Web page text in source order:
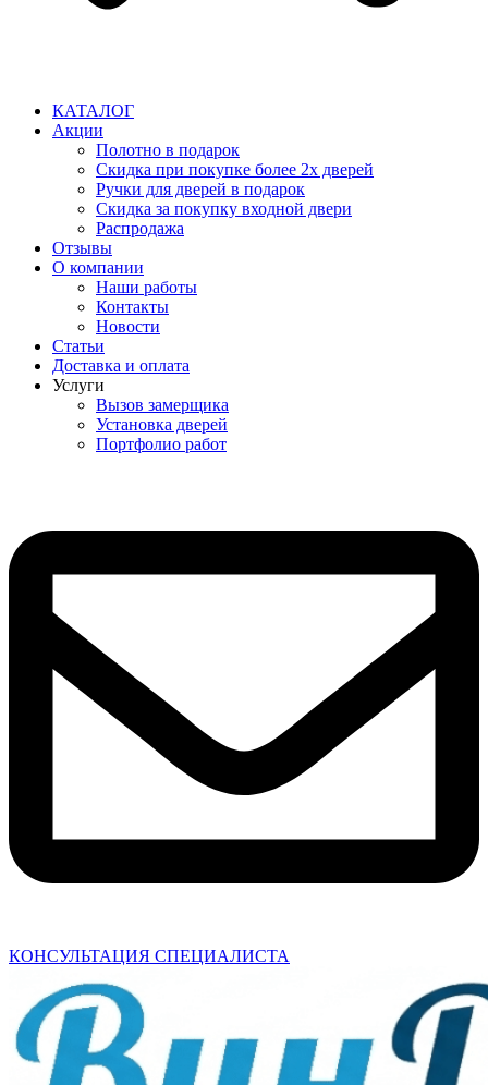
КАТАЛОГ
Акции
Полотно в подарок
Скидка при покупке более 2х дверей
Ручки для дверей в подарок
Скидка за покупку входной двери
Распродажа
Отзывы
О компании
Наши работы
Контакты
Новости
Статьи
Доставка и оплата
Услуги
Вызов замерщика
Установка дверей
Портфолио работ
КОНСУЛЬТАЦИЯ СПЕЦИАЛИСТА